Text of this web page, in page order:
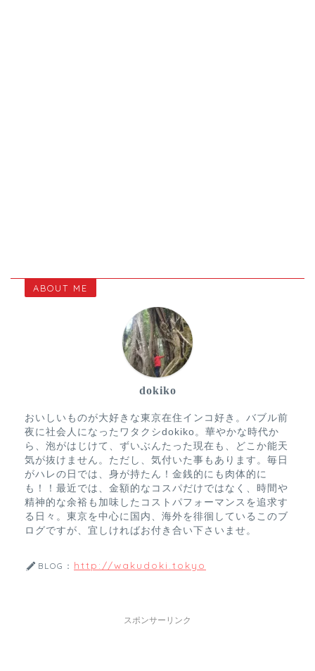
ABOUT ME
dokiko
おいしいものが大好きな東京在住インコ好き。バブル前
夜に社会人になったワタクシdokiko。華やかな時代か
ら、泡がはじけて、ずいぶんたった現在も、どこか能天
気が抜けません。ただし、気付いた事もあります。毎日
がハレの日では、身が持たん！金銭的にも肉体的に
も！！最近では、金額的なコスパだけではなく、時間や
精神的な余裕も加味したコストパフォーマンスを追求す
る日々。東京を中心に国内、海外を徘徊しているこのブ
ログですが、宜しければお付き合い下さいませ。
BLOG： http://wakudoki.tokyo
スポンサーリンク